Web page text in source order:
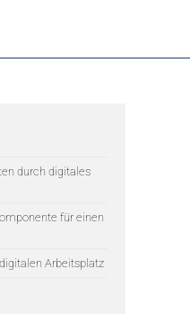
durch digitales
für einen
Arbeitsplatz